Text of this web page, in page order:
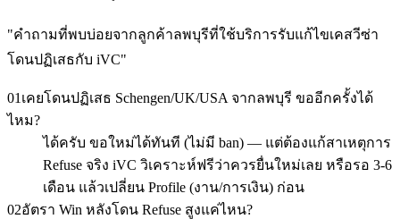
"คำถามที่พบบ่อยจากลูกค้าลพบุรีที่ใช้บริการรับแก้ไขเคสวีซ่า
โดนปฏิเสธกับ iVC"
01 เคยโดนปฏิเสธ Schengen/UK/USA จากลพบุรี ขออีกครั้งได้
ไหม?
ได้ครับ ขอใหม่ได้ทันที (ไม่มี ban) — แต่ต้องแก้สาเหตุการ
Refuse จริง iVC วิเคราะห์ฟรีว่าควรยื่นใหม่เลย หรือรอ 3-6
เดือน แล้วเปลี่ยน Profile (งาน/การเงิน) ก่อน
02อัตรา Win หลังโดน Refuse สูงแค่ไหน?